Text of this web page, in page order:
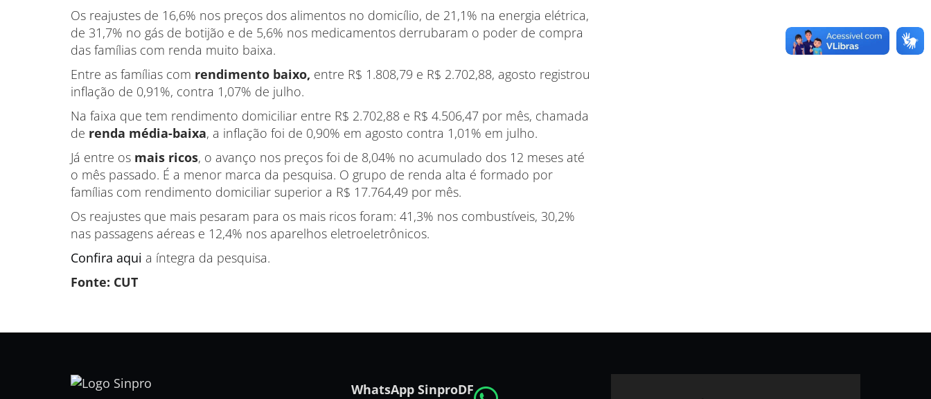
Os reajustes de 16,6% nos preços dos alimentos no domicílio, de 21,1% na energia elétrica,
de 31,7% no gás de botijão e de 5,6% nos medicamentos derrubaram o poder de compra
das famílias com renda muito baixa.
Entre as famílias com rendimento baixo, entre R$ 1.808,79 e R$ 2.702,88, agosto registrou
inflação de 0,91%, contra 1,07% de julho.
Na faixa que tem rendimento domiciliar entre R$ 2.702,88 e R$ 4.506,47 por mês, chamada
de renda média-baixa, a inflação foi de 0,90% em agosto contra 1,01% em julho.
Já entre os mais ricos, o avanço nos preços foi de 8,04% no acumulado dos 12 meses até
o mês passado. É a menor marca da pesquisa. O grupo de renda alta é formado por
famílias com rendimento domiciliar superior a R$ 17.764,49 por mês.
Os reajustes que mais pesaram para os mais ricos foram: 41,3% nos combustíveis, 30,2%
nas passagens aéreas e 12,4% nos aparelhos eletroeletrônicos.
Confira aqui a íntegra da pesquisa.
Fonte: CUT
WhatsApp SinproDF